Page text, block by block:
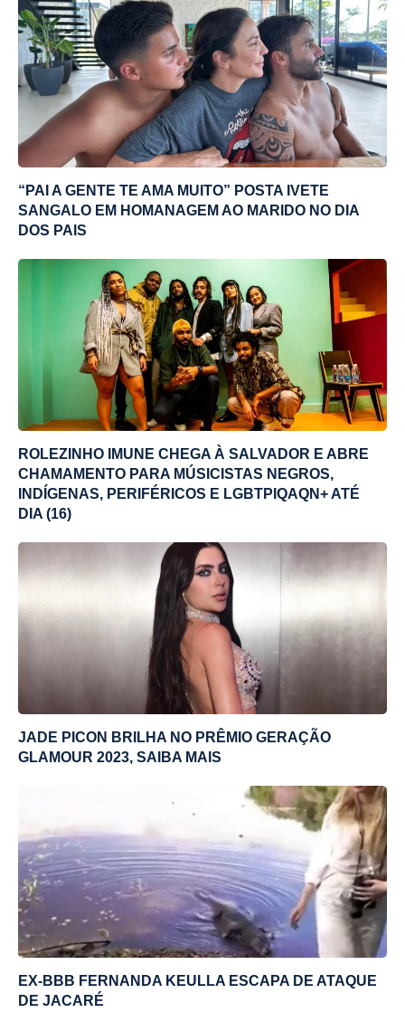
“PAI A GENTE TE AMA MUITO” POSTA IVETE
SANGALO EM HOMANAGEM AO MARIDO NO DIA
DOS PAIS
ROLEZINHO IMUNE CHEGA À SALVADOR E ABRE
CHAMAMENTO PARA MÚSICISTAS NEGROS,
INDÍGENAS, PERIFÉRICOS E LGBTPIQAQN+ ATÉ
DIA (16)
JADE PICON BRILHA NO PRÊMIO GERAÇÃO
GLAMOUR 2023, SAIBA MAIS
EX-BBB FERNANDA KEULLA ESCAPA DE ATAQUE
DE JACARÉ